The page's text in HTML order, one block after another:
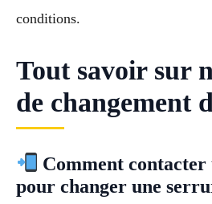
conditions.
Tout savoir sur
de changement
Comment
pour changer une